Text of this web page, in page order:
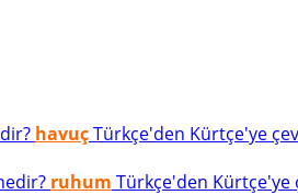
havuçTürkçe'den Kürtçe'ye
ruhum Türkçe'den Kürtçe'ye